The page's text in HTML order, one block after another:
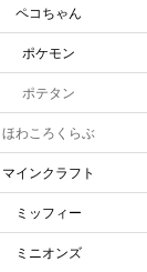
ペコちゃん
ポケモン
ポテタン
ほわころくらぶ
マインクラフト
ミッフィー
ミニオンズ